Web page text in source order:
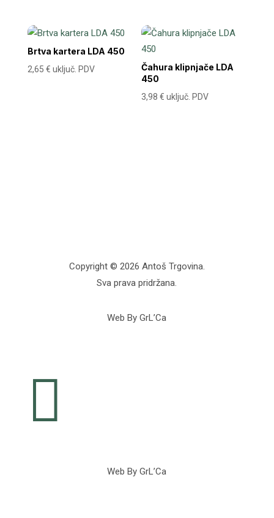
Brtva kartera LDA 450
2,65 € uključ. PDV
Čahura klipnjače LDA
450
3,98€ uključ. PDV
Copyright © 2026 Antoš Trgovina.
Sva prava pridržana.
Web By GrL’Ca

Web By GrL’Ca